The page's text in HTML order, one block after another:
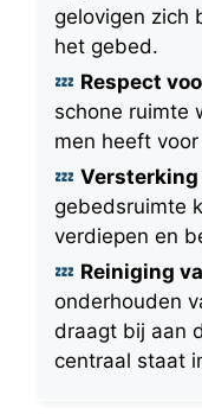
gelovigen zich
het gebed.
Respect
schone ruimte
men heeft
gebedsruimte
verdiepen en
Reiniging
onderhouden
draagt bij aan
centraal staat